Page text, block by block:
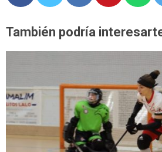
También podría